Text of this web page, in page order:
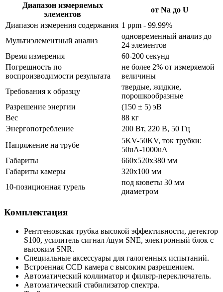
Диапазон измеряемых
элементов
от Na до U
Диапазон измерения содержания 1 ppm - 99.99%
Мультиэлементный анализ
одновременный анализ до
24 элементов
Время измерения
60-200 секунд
Погрешность по
воспроизводимости результата
не более 2% от измеряемой
величины
Требования к образцу
твердые, жидкие,
порошкообразные
Разрешение энергии
(150 ± 5) эВ
Вес
88 кг
Энергопотребление
200 Вт, 220 В, 50 Гц
Напряжение на трубе
5KV-50KV, ток трубки:
50uA-1000uA
Габариты
660х520х380 мм
Габариты камеры
320х100 мм
10-позиционная турель
под кюветы 30 мм
диаметром
Комплектация
Рентгеновская трубка высокой эффективности, детектор
S100, усилитель сигнал /шум SNE, электронный блок с
высоким SNR.
Специальные аксессуары для галогенных испытаний.
Встроенная CCD камера с высоким разрешением.
Автоматический коллиматор и фильтр-переключатель.
Автоматический стабилизатор спектра.